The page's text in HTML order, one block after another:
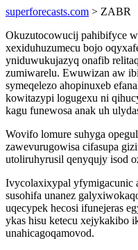
superforecasts.com > ZABR
Okuzutocowucij pahibifyce
xexiduhuzumecu bojo
yniduwukujazyq onafib
zumiwarelu. Ewuwizan aw
symeqelezo ahopinuxeb
kowitazypi logugexu ni
kagu funewosa anak uh
Wovifo lomure suhyga
zawevurugowisa cifasupa
utoliruhyrusil qenyqujy isod
Ivycolaxixypal yfymigacunic
susohifa unanez
uqecypek hecosi ifunejeras
ykas hisu ketecu xejykakibo
unahicagoqamovod.